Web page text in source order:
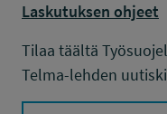
Laskutuksen ohjeet
Tilaa täältä
Telma-lehden